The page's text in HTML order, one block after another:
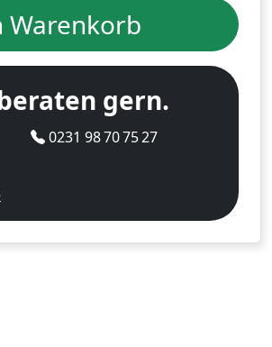
Warenkorb
gern.
0231 98 70 75 27